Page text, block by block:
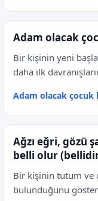
Adam olacak
Bir kişinin yeni
daha ilk
Adam olacak
Ağzı eğri, gözü
belli olur
Bir kişinin tutum ve
bulunduğunu